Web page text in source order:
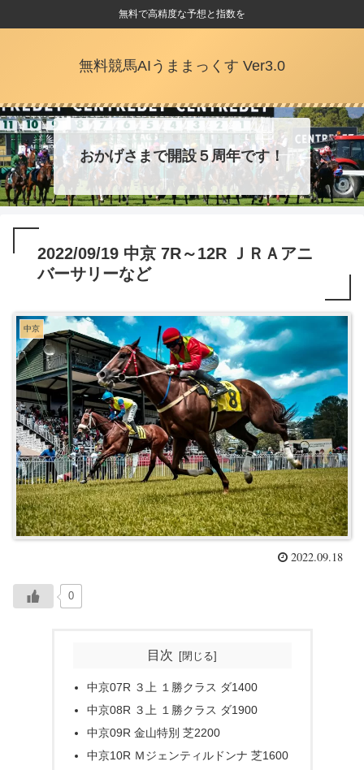
無料で高精度な予想と指数を
無料競馬AIうままっくす Ver3.0
おかげさまで開設５周年です！
2022/09/19 中京 7R～12R ＪＲＡアニ
バーサリーなど
中京
2022.09.18
0
目次
中京07R ３上 １勝クラス ダ1400
中京08R ３上 １勝クラス ダ1900
中京09R 金山特別 芝2200
中京10R Ｍジェンティルドンナ 芝1600